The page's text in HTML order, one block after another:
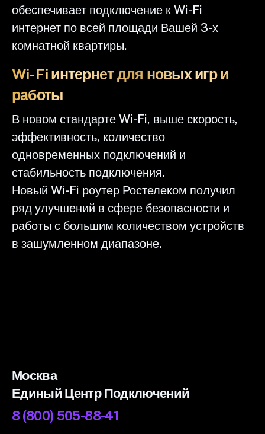
обеспечивает подключение к Wi-Fi
интернет по всей площади Вашей 3-х
комнатной квартиры.
Wi-Fi интернет для новых игр и
работы
В новом стандарте Wi-Fi, выше скорость,
эффективность, количество
одновременных подключений и
стабильность подключения.
Новый Wi-Fi роутер Ростелеком получил
ряд улучшений в сфере безопасности и
работы с большим количеством устройств
в зашумленном диапазоне.
Москва
Единый Центр Подключений
8 (800) 505-88-41